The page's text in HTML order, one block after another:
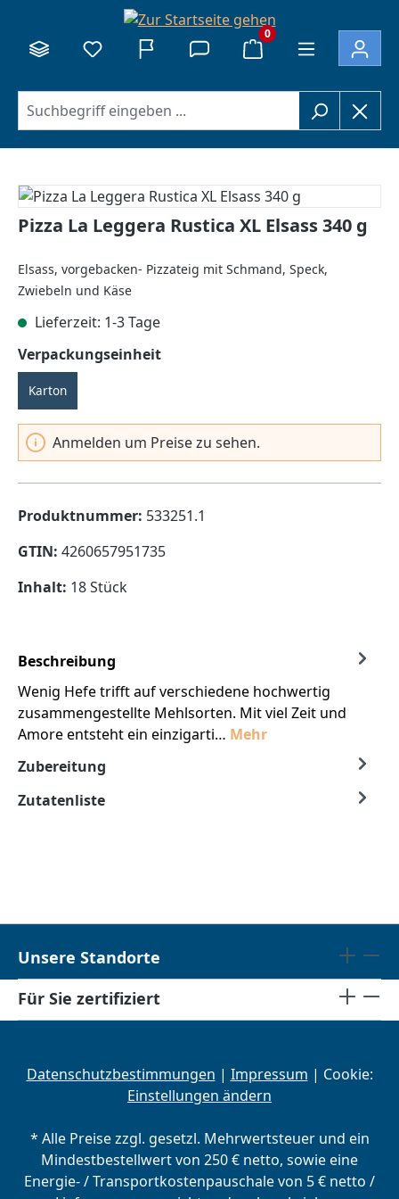
0
Bildergalerie überspringen
Pizza La Leggera Rustica XL Elsass 340 g
Elsass, vorgebacken- Pizzateig mit Schmand, Speck,
Zwiebeln und Käse
Lieferzeit: 1-3 Tage
Verpackungseinheitauswählen
Karton
Anmelden um Preise zu sehen.
Produktnummer: 533251.1
GTIN: 4260657951735
Inhalt: 18 Stück
Beschreibung
Wenig Hefe trifft auf verschiedene hochwertig
zusammengestellte Mehlsorten. Mit viel Zeit und
Amore entsteht ein einzigarti… Mehr
Zubereitung
Zutatenliste
Unsere Standorte
Für Sie zertifiziert
Datenschutzbestimmungen | Impressum | Cookie:
Einstellungen ändern
* Alle Preise zzgl. gesetzl. Mehrwertsteuer und ein
Mindestbestellwert von 250 € netto, sowie eine
Energie- / Transportkostenpauschale von 5 € netto /